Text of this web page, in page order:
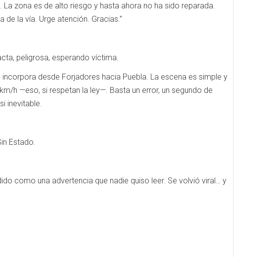
zona es de alto riesgo y hasta ahora no ha sido reparada.
la vía. Urge atención. Gracias.”
peligrosa, esperando víctima.
desde Forjadores hacia Puebla. La escena es simple y
h —eso, si respetan la ley—. Basta un error, un segundo de
inevitable.
Estado.
como una advertencia que nadie quiso leer. Se volvió viral… y